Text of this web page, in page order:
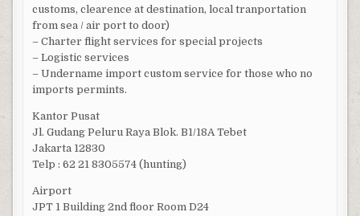
customs, clearence at destination, local tranportation
from sea / air port to door)
– Charter flight services for special projects
– Logistic services
– Undername import custom service for those who no
imports permints.
Kantor Pusat
Jl. Gudang Peluru Raya Blok. B1/18A Tebet
Jakarta 12830
Telp : 62 21 8305574 (hunting)
Airport
JPT 1 Building 2nd floor Room D24